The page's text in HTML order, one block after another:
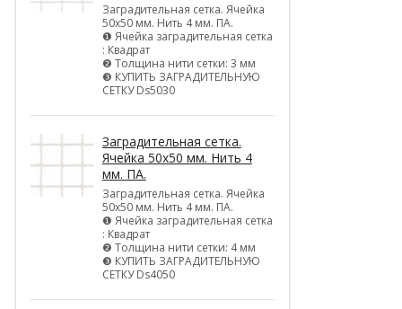
Заградительная сетка. Ячейка
50х50 мм. Нить 4 мм. ПА.
❶ Ячейка заградительная сетка
: Квадрат
❷ Толщина нити сетки: 3 мм
❸ КУПИТЬ ЗАГРАДИТЕЛЬНУЮ
СЕТКУ Ds5030
Заградительная сетка.
Ячейка 50х50 мм. Нить 4
мм. ПА.
Заградительная сетка. Ячейка
50х50 мм. Нить 4 мм. ПА.
❶ Ячейка заградительная сетка
: Квадрат
❷ Толщина нити сетки: 4 мм
❸ КУПИТЬ ЗАГРАДИТЕЛЬНУЮ
СЕТКУ Ds4050